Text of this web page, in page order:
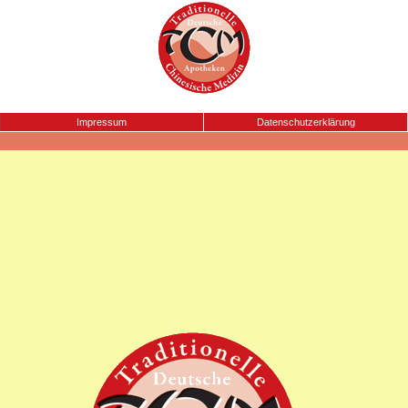
Impressum Datenschutzerklärung